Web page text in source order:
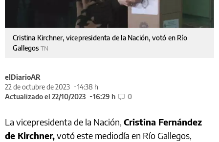
Cristina Kirchner, vicepresidenta de la Nación, votó en Río
Gallegos TN
elDiarioAR
22 de octubre de 2023
14:38 h
Actualizado el 22/10/2023
16:29 h 0
La vicepresidenta de la Nación, Cristina Fernández
de Kirchner,votó este mediodía en Río Gallegos,